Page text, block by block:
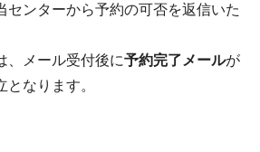
ンターから予約の可否を返信いた
メール受付後に予約完了メールが
なります。